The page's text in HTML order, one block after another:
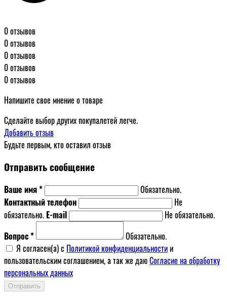
0 отзывов
0 отзывов
0 отзывов
0 отзывов
0 отзывов
Напишите свое мнение о товаре
Сделайте выбор других покупалетей легче.
Добавить отзыв
Будьте первым, кто оставил отзыв
Отправить сообщение
Ваше имя *
Обязательно.
Контактный телефон
Не
обязательно. E-mail
Не обязательно.
Вопрос *
Обязательно.
Я согласен(a) с Политикой конфиденциальностии
пользовательским соглашением, а так же даюСогласие на обработку
персональных данных
Отправить